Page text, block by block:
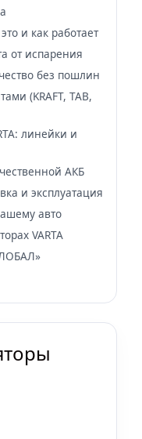
и как работает
от испарения
без пошлин
(KRAFT, TAB,
линейки и
АКБ
и эксплуатация
авто
VARTA